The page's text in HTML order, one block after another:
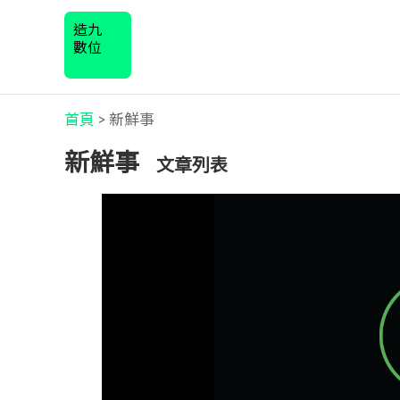
造九
數位
首頁 >新鮮事
新鮮事 文章列表